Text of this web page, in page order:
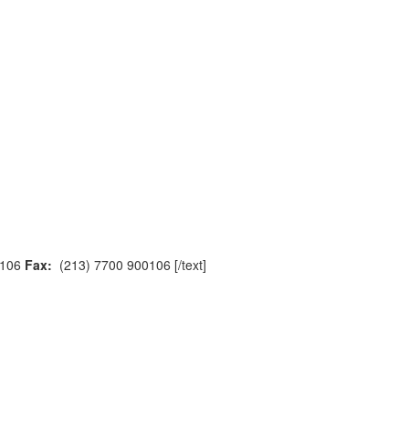
Fax: (213) 7700 900106 [/text]